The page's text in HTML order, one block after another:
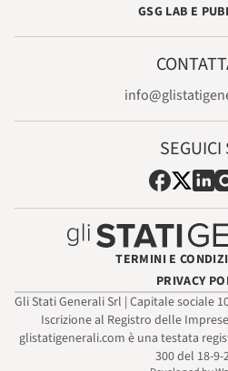
GSG LAB E
SEGUICI
TERMINI E
PRIVACY
Gli Stati Generali Srl | Capitale sociale
Iscrizione al Registro delle
glistatigenerali.com è una testata
300 del 18-9-